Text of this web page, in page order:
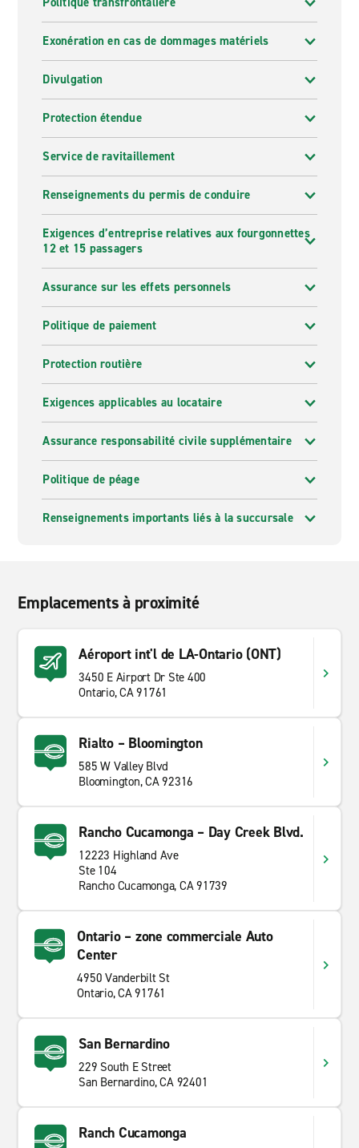
Exonération en cas de dommages matériels
Divulgation
Protection étendue
Service de ravitaillement
Renseignements du permis de conduire
Exigences d’entreprise relatives aux fourgonnettes
12 et 15 passagers
Assurance sur les effets personnels
Politique de paiement
Protection routière
Exigences applicables au locataire
Assurance responsabilité civile supplémentaire
Politique de péage
Renseignements importants liés à la succursale
Emplacements à proximité
Aéroport int'l de LA-Ontario (ONT)
3450 E Airport Dr Ste 400
Ontario, CA 91761
Rialto – Bloomington
585 W Valley Blvd
Bloomington, CA 92316
Rancho Cucamonga – Day Creek Blvd.
12223 Highland Ave
Ste 104
Rancho Cucamonga, CA 91739
Ontario – zone commerciale Auto
Center
4950 Vanderbilt St
Ontario, CA 91761
San Bernardino
229 South E Street
San Bernardino, CA 92401
Ranch Cucamonga